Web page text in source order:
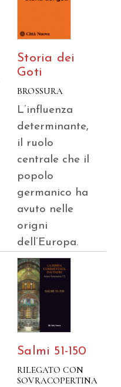
Storia dei
Goti
BROSSURA
L’influenza
determinante,
il ruolo
centrale che il
popolo
germanico ha
avuto nelle
origni
dell’Europa.
Salmi 51-150
RILEGATO CON
SOVRACOPERTINA